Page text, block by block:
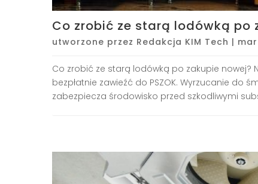
Co zrobić ze starą lodówką po
utworzone przez Redakcja KIM Tech | mar
Co zrobić ze starą lodówką po zakupie nowej?
bezpłatnie zawieźć do PSZOK. Wyrzucanie do
zabezpiecza środowisko przed szkodliwymi